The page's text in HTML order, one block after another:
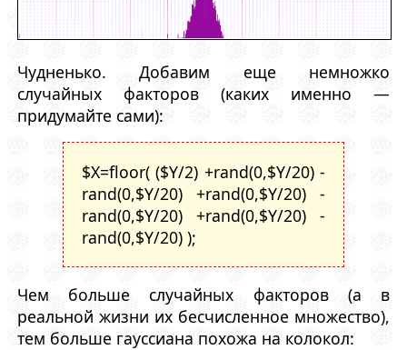
Чудненько. Добавим еще немножко
случайных факторов (каких именно —
придумайте сами):
$X=floor( ($Y/2) +rand(0,$Y/20) -
rand(0,$Y/20) +rand(0,$Y/20) -
rand(0,$Y/20) +rand(0,$Y/20) -
rand(0,$Y/20) );
Чем больше случайных факторов (а в
реальной жизни их бесчисленное множество),
тем больше гауссиана похожа на колокол: